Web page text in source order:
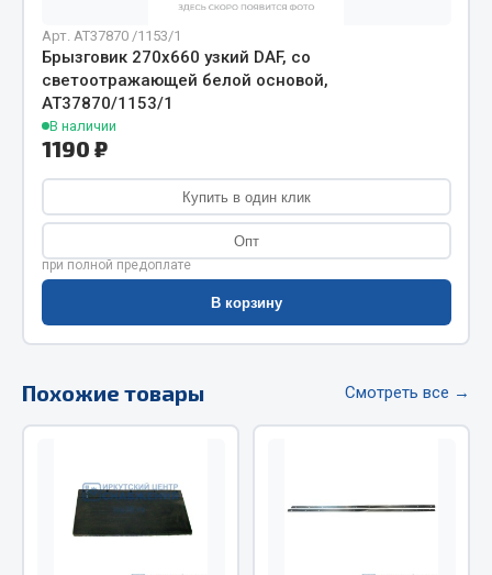
Трубки, муфты, гайки
Угольники
Фитинги
Штуцеры
Весь раздел
Инструмент
Автомобильный инструмент
Измерительный инструмент
Режущий инструмент
Силовое оборудование
Столярный инструмент
Показать ещё
Арт. AT37870 /1153/1
Брызговик 270х660 узкий DAF, со
светоотражающей белой основой,
АТ37870/1153/1
В наличии
1190 ₽
Купить в один клик
Опт
при полной предоплате
В корзину
Похожие товары Смотреть все →